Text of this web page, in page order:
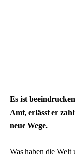
Es ist
Amt, erlässt er
neue Wege.
Was haben die Welt